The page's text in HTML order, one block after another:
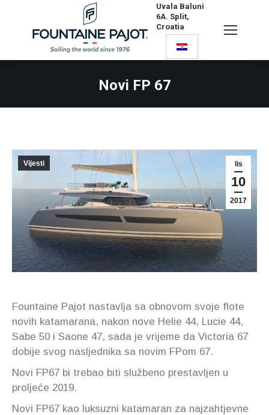
Uvala Baluni
6A. Split,
Croatia
Novi FP 67
lis
10
2017
Vijesti
Fountaine Pajot nastavlja sa obnovom svoje flote
novih katamarana, nakon nove Helie 44, Lucie 44,
Sabe 50 i Saone 47, sada je vrijeme da Victoria 67
dobije svog nasljednika sa novim FPom 67.
Novi FP67 bi trebao biti službeno prestavljen u
proljeće 2019.
Novi FP67 kao luksuzni katamaran za najzahtjevne